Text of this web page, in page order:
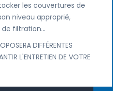
les couvertures de
niveau approprié,
filtration...
DIFFÉRENTES
L'ENTRETIEN DE VOTRE